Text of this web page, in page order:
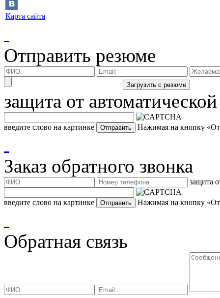
Карта сайта
Отправить резюме
защита от
введите слово на картинке Нажимая на кнопку
Заказ обратного звонка
защита
введите слово на картинке Нажимая на кнопку
Обратная связь